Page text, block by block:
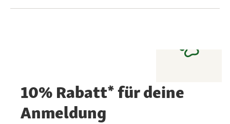
10% Rabatt* für deine
Anmeldung